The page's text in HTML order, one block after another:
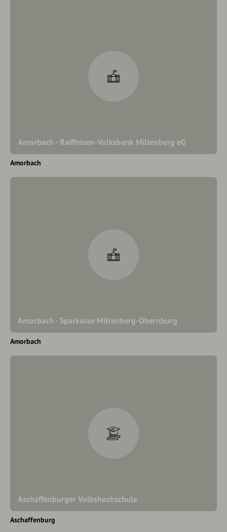
Amorbach - Raiffeisen-Volksbank Miltenberg eG
Amorbach
Amorbach - Sparkasse Miltenberg-Obernburg
Amorbach
Aschaffenburger Volkshochschule
Aschaffenburg